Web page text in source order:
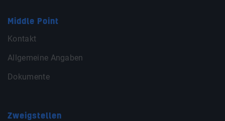
Middle Point
Kontakt
Allgemeine Angaben
Dokumente
Zweigstellen